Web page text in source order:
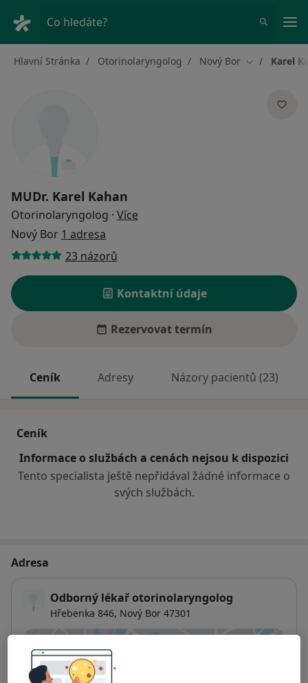
Co hledáte?
Hlavní Stránka Otorinolaryngolog Nový Bor Změna města
Karel
MUDr. Karel Kahan
Otorinolaryngolog · Více
Nový Bor 1 adresa
23 názorů
Kontaktní údaje
Rezervovat termín
Ceník Adresy Názory pacientů (23)
Ceník
Informace o službách a cenách nejsou k dispozici
Tento specialista ještě nepřidával žádné informace o
svých službách.
Adresa
Odborný lékař otorinolaryngolog
Hřebenka 846, Nový Bor 47301